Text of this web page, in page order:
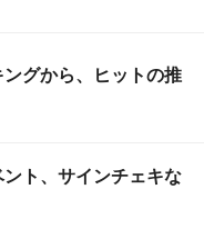
グから、ヒットの推
ト、サインチェキな